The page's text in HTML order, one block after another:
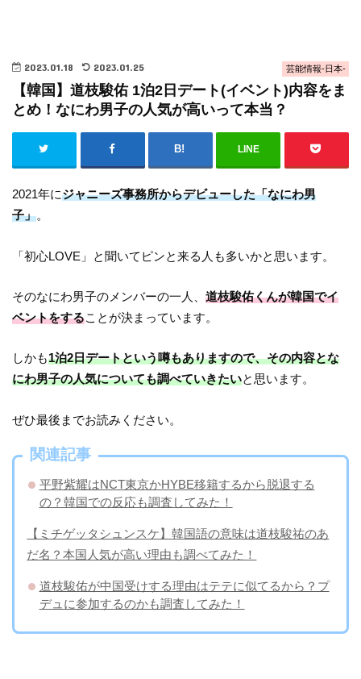
芸能情報-日本-
2023.01.18 2023.01.25
【韓国】道枝駿佑 1泊2日デート(イベント)内容をま
とめ！なにわ男子の人気が高いって本当？
LINE
2021年にジャニーズ事務所からデビューした「なにわ男
子」。
「初心LOVE」と聞いてピンと来る人も多いかと思います。
そのなにわ男子のメンバーの一人、道枝駿佑くんが韓国でイ
ベントをすることが決まっています。
しかも1泊2日デートという噂もありますので、その内容とな
にわ男子の人気についても調べていきたいと思います。
ぜひ最後までお読みください。
関連記事
平野紫耀はNCT東京かHYBE移籍するから脱退する
の？韓国での反応も調査してみた！
【ミチゲッタシュンスケ】韓国語の意味は道枝駿祐のあ
だ名？本国人気が高い理由も調べてみた！
道枝駿佑が中国受けする理由はテテに似てるから？プ
デュに参加するのかも調査してみた！